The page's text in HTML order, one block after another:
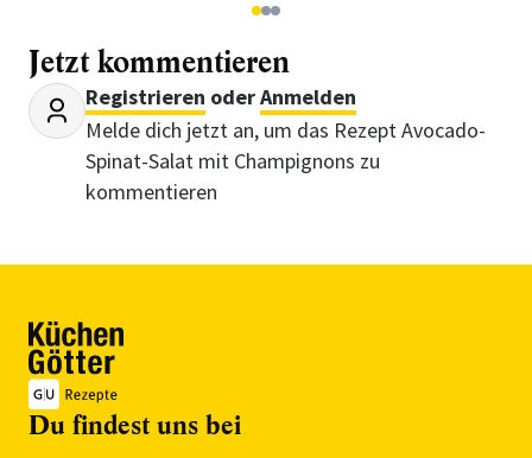
123
Jetzt kommentieren
Registrieren oderAnmelden
Melde dich jetzt an, um das Rezept Avocado-
Spinat-Salat mit Champignons zu
kommentieren
Du findest uns bei